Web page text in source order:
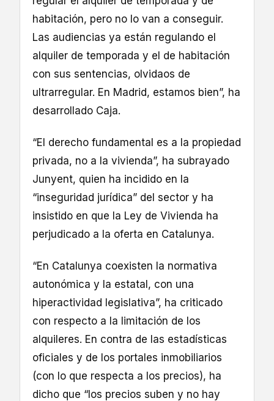
habitación, pero no lo van a conseguir.
Las audiencias ya están regulando el
alquiler de temporada y el de habitación
con sus sentencias, olvidaos de
ultrarregular. En Madrid, estamos bien”, ha
desarrollado Caja.
“El derecho fundamental es a la propiedad
privada, no a la vivienda”, ha subrayado
Junyent, quien ha incidido en la
“inseguridad jurídica” del sector y ha
insistido en que la Ley de Vivienda ha
perjudicado a la oferta en Catalunya.
“En Catalunya coexisten la normativa
autonómica y la estatal, con una
hiperactividad legislativa”, ha criticado
con respecto a la limitación de los
alquileres. En contra de las estadísticas
oficiales y de los portales inmobiliarios
(con lo que respecta a los precios), ha
dicho que “los precios suben y no hay